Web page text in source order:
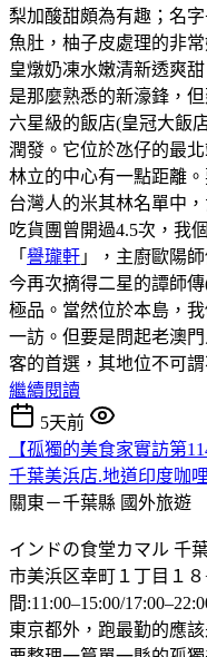
梨加酸甜頗為有趣；名
魚肚，柚子皮處理的非
皇燉奶凍水嫩清新透爽
是那麼熟悉的新濠鋒，
六星級的飯店(皇冠大飯
潤發。它位於氹仔的最
林立的中心有一點距離
台灣人的米其林名單中
吃貨團曾開過4.5次，我
「 譽瓏軒 」，主廚歐陽
今再次摘得二星的譚師
極品。當然位於本島，
一訪。但要是問起老澳
客的首選，其地位不可謂
繼續閱讀
5天前
【孤獨的美食家實訪第
千葉美浜店.地道印度咖
關東－千葉縣 國外旅遊
インドの食堂カマル 千
市美浜区幸町１丁目１８
間:11:00–15:00/
東京都外，跑最勤的應